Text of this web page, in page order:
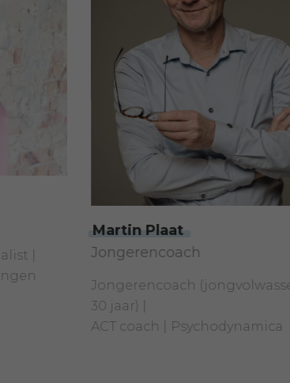
Martin Plaat
Jongerencoach
Jongerencoach (jongvolwassen tot
ACT coach Psychodynamica